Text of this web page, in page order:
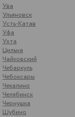
Ува
Ульяновск
Усть-Катав
Уфа
Ухта
Цильна
Чайковский
Чебаркуль
Чебоксары
Чекалино
Челябинск
Чернушка
Шубино